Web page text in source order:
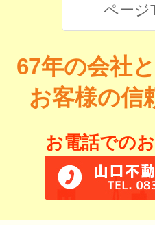
ページ
67年の会社
お客様の信
お電話での